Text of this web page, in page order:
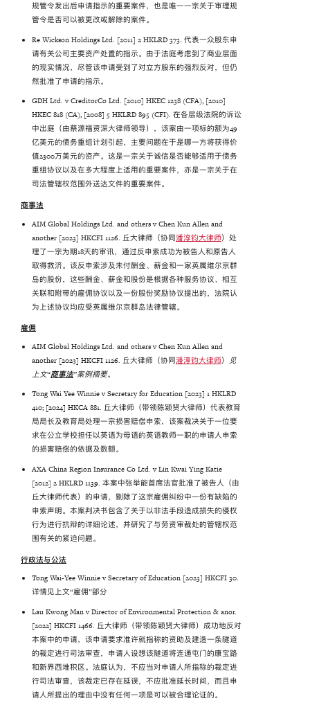
规管令发出后申请指示的重要案件，也是唯一一宗关于审理规
管令是否可以被更改或解除的案件。
Re Wickson Holdings Ltd. [2011] 2 HKLRD 373. 代表一众股东申
请有关公司主要资产处置的指示。由于法庭考虑到了商业层面
的现实情况，尽管该申请受到了对立方股东的强烈反对，但仍
然批准了申请的指示。
GDH Ltd. v CreditorCo Ltd. [2010] HKEC 1238 (CFA), [2010]
HKEC 818 (CA), [2008] 5 HKLRD 895 (CFI). 在各层级法院的诉讼
中出庭（由蔡源福资深大律师领导），该案由一项标的额为49
亿美元的债务重组计划引起，主要问题在于是哪一方将获得价
值2300万美元的资产。这是一宗关于诚信是否能够适用于债务
重组协议以及在多大程度上适用的重要案件，亦是一宗关于在
司法管辖权范围外送达文件的重要案件。
商事法
AIM Global Holdings Ltd. and others v Chen Kun Allen and
another [2023] HKCFI 1126. 丘大律师（协同潘淳钧大律师）处
理了一宗为期18天的审讯，通过反申索成功为被告人和原告人
取得救济。该反申索涉及未付酬金、薪金和一家英属维尔京群
岛的股份，这些酬金、薪金和股份是根据各种服务协议、相互
关联和附带的雇佣协议以及一份股份奖励协议提出的，法院认
为上述协议均应受英属维尔京群岛法律管辖。
雇佣
AIM Global Holdings Ltd. and others v Chen Kun Allen and
another [2023] HKCFI 1126. 丘大律师（协同潘淳钧大律师）
见
上文“商事法”案例摘要。
Tong Wai Yee Winnie v Secretary for Education [2023] 1 HKLRD
410; [2024] HKCA 881. 丘大律师（带领陈颖贤大律师）代表教育
局局长及教育局处理一宗损害赔偿申索，该案裁决关于一位要
求在公立学校担任以英语为母语的英语教师一职的申请人申索
的损害赔偿的依据及数额。
AXA China Region Insurance Co Ltd. v Lin Kwai Ying Katie
[2012] 2 HKLRD 1139. 本案中张举能首席法官批准了被告人（由
丘大律师代表）的申请，剔除了这宗雇佣纠纷中一份有缺陷的
申索声明。本案判决书包含了关于以非法手段造成损失的侵权
行为进行抗辩的详细论述，并研究了与劳资审裁处的管辖权范
围有关的紧迫问题。
行政法与公法
Tong Wai-Yee Winnie v Secretary of Education [2023] HKCFI 30.
详情见上文“雇佣”部分
Lau Kwong Man v Director of Environmental Protection & anor.
[2022] HKCFI 1466. 丘大律师（带领陈颖贤大律师）成功地反对
本案中的申请，该申请要求准许就指称的资助及建造一条隧道
的裁定进行司法审查，申请人设想该隧道将连通屯门的康宝路
和新界西堆积区。法庭认为，不应当对申请人所指称的裁定进
行司法审查，该裁定已存在延误，不应批准延长时间，而且申
请人所提出的理由中没有任何一项是可以被合理论证的。